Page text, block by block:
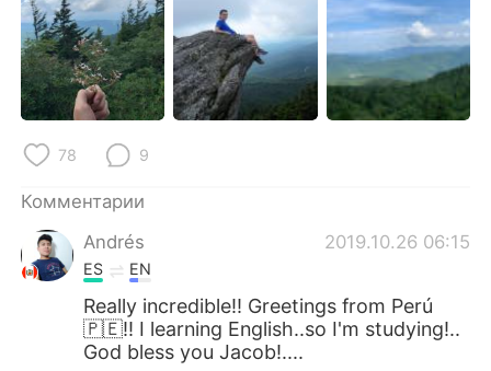
繁體中文 Español
العربية Français
Deutsch
한국어
Indonesia
Türkçe Tiếng Việt
Português
78 9
Комментарии
Andrés
2019.10.26 06:15
ES EN
Really incredible!! Greetings from Perú
🇵🇪!! I learning English..so I'm studying!..
God bless you Jacob!....